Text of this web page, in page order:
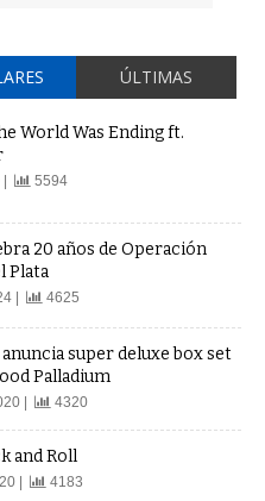
ÚLTIMAS
World Was Ending ft.
5594
20 años de Operación
Plata
| 4625
anuncia super deluxe box set
Palladium
| 4320
and Roll
| 4183